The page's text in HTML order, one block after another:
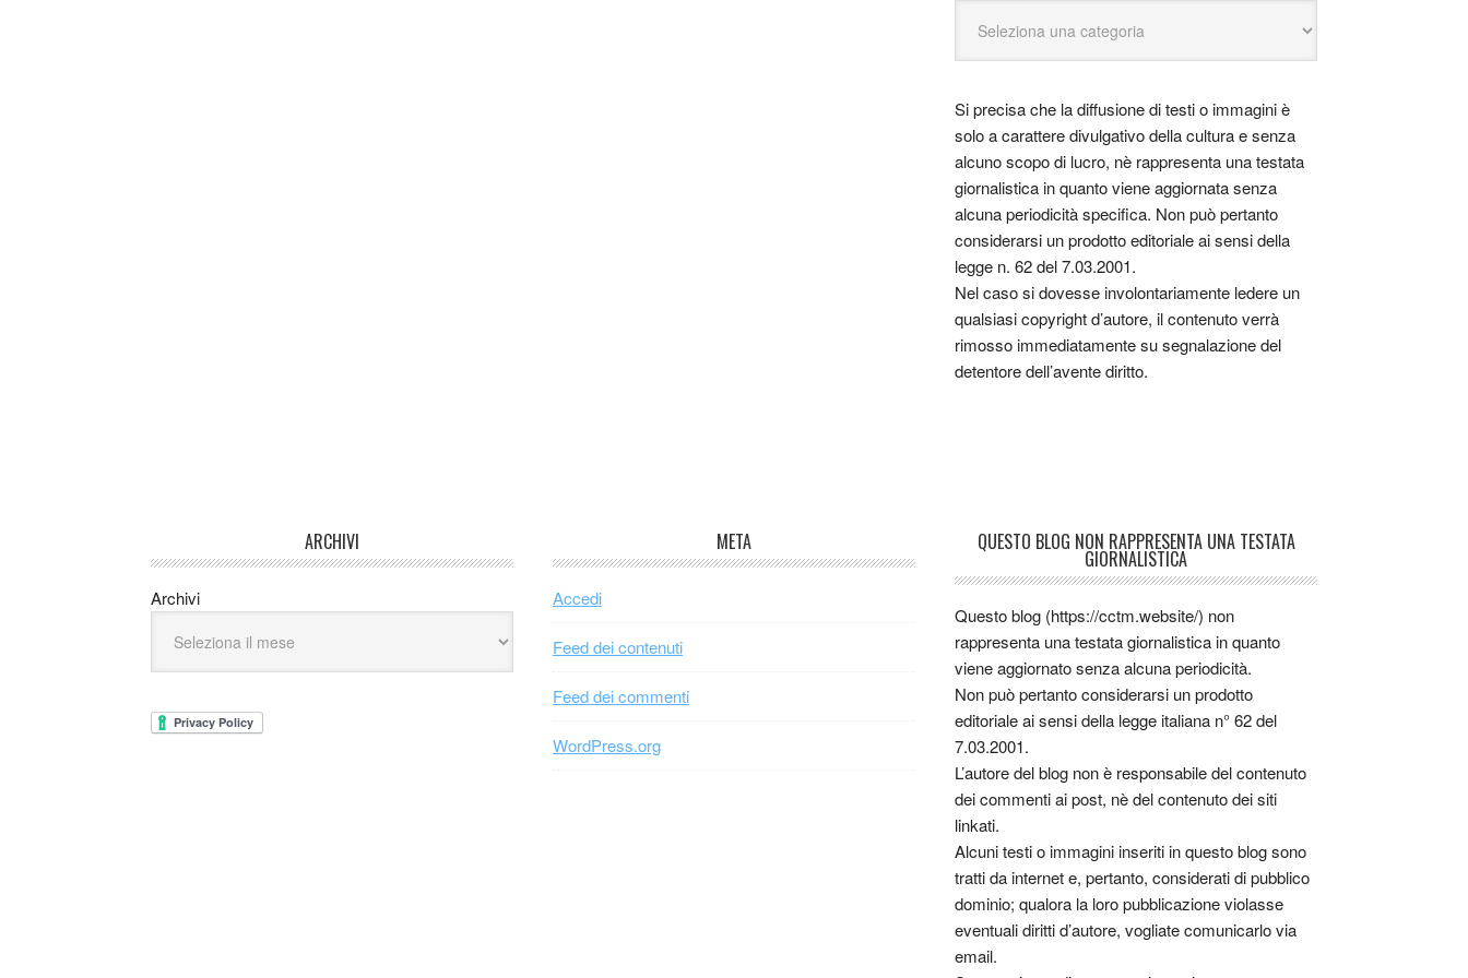
Si precisa che la diffusione di testi o immagini è
solo a carattere divulgativo della cultura e senza
alcuno scopo di lucro, nè rappresenta una testata
giornalistica in quanto viene aggiornata senza
alcuna periodicità specifica. Non può pertanto
considerarsi un prodotto editoriale ai sensi della
legge n. 62 del 7.03.2001.
Nel caso si dovesse involontariamente ledere un
qualsiasi copyright d’autore, il contenuto verrà
rimosso immediatamente su segnalazione del
detentore dell’avente diritto.
ARCHIVI
Archivi
META
Accedi
Feed dei contenuti
Feed dei commenti
WordPress.org
QUESTO BLOG NON RAPPRESENTA UNA TESTATA
GIORNALISTICA
Questo blog (https://cctm.website/) non
rappresenta una testata giornalistica in quanto
viene aggiornato senza alcuna periodicità.
Non può pertanto considerarsi un prodotto
editoriale ai sensi della legge italiana n° 62 del
7.03.2001.
L’autore del blog non è responsabile del contenuto
dei commenti ai post, nè del contenuto dei siti
linkati.
Alcuni testi o immagini inseriti in questo blog sono
tratti da internet e, pertanto, considerati di pubblico
dominio; qualora la loro pubblicazione violasse
eventuali diritti d’autore, vogliate comunicarlo via
email.